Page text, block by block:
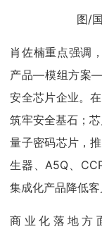
图/
肖佐楠重点强调
产品—模组方案—
安全芯片企业。
筑牢安全基石；
量子密码芯片，
生器、A5Q、
集成化产品降低客
商业化落地方